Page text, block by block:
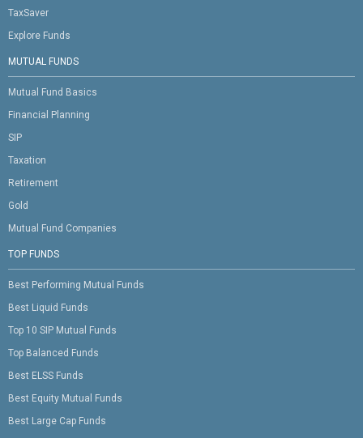
TaxSaver
Explore Funds
MUTUAL FUNDS
Mutual Fund Basics
Financial Planning
SIP
Taxation
Retirement
Gold
Mutual Fund Companies
TOP FUNDS
Best Performing Mutual Funds
Best Liquid Funds
Top 10 SIP Mutual Funds
Top Balanced Funds
Best ELSS Funds
Best Equity Mutual Funds
Best Large Cap Funds